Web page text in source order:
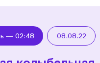
— 02:48 08.08.22